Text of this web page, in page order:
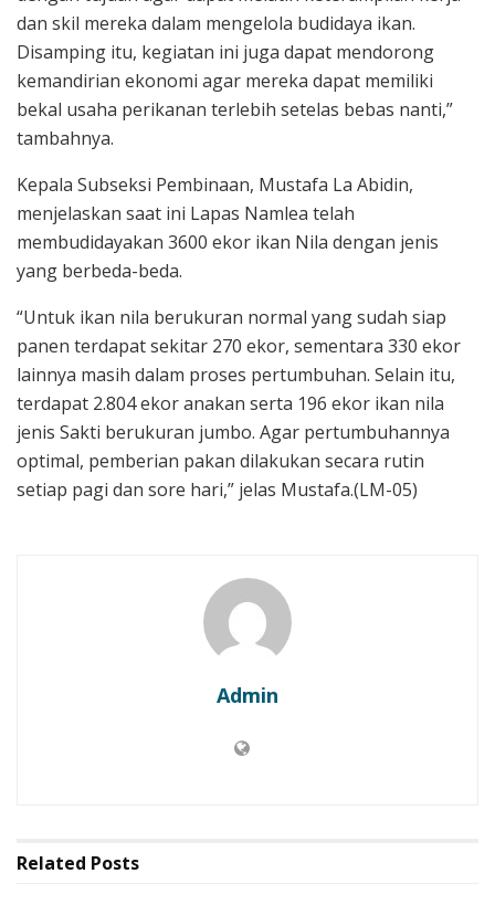
dan skil mereka dalam mengelola budidaya ikan.
Disamping itu, kegiatan ini juga dapat mendorong
kemandirian ekonomi agar mereka dapat memiliki
bekal usaha perikanan terlebih setelas bebas nanti,”
tambahnya.
Kepala Subseksi Pembinaan, Mustafa La Abidin,
menjelaskan saat ini Lapas Namlea telah
membudidayakan 3600 ekor ikan Nila dengan jenis
yang berbeda-beda.
“Untuk ikan nila berukuran normal yang sudah siap
panen terdapat sekitar 270 ekor, sementara 330 ekor
lainnya masih dalam proses pertumbuhan. Selain itu,
terdapat 2.804 ekor anakan serta 196 ekor ikan nila
jenis Sakti berukuran jumbo. Agar pertumbuhannya
optimal, pemberian pakan dilakukan secara rutin
setiap pagi dan sore hari,” jelas Mustafa.(LM-05)
Admin
Related Posts